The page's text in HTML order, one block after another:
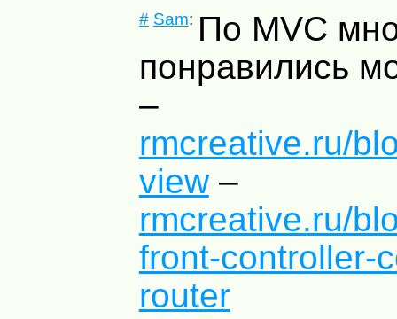
# Sam: По MVC
понравились
–
rmcreative.ru/
view–
rmcreative.ru/
front-controller-
router